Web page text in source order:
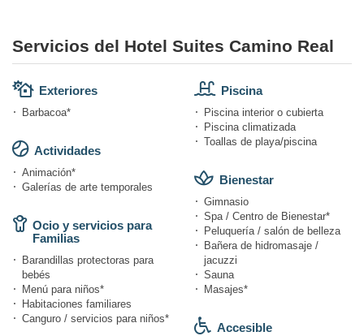
Servicios del Hotel Suites Camino Real
Exteriores
Barbacoa*
Actividades
Animación*
Galerías de arte temporales
Ocio y servicios para
Familias
Barandillas protectoras para
bebés
Menú para niños*
Habitaciones familiares
Canguro / servicios para niños*
Piscina
Piscina interior o cubierta
Piscina climatizada
Toallas de playa/piscina
Bienestar
Gimnasio
Spa / Centro de Bienestar*
Peluquería / salón de belleza
Bañera de hidromasaje /
jacuzzi
Sauna
Masajes*
Accesible